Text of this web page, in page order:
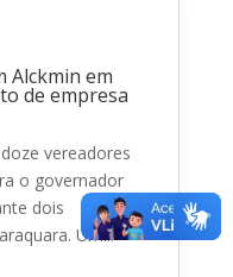
Alckmin em
de empresa
vereadores
o governador
dois
Um...